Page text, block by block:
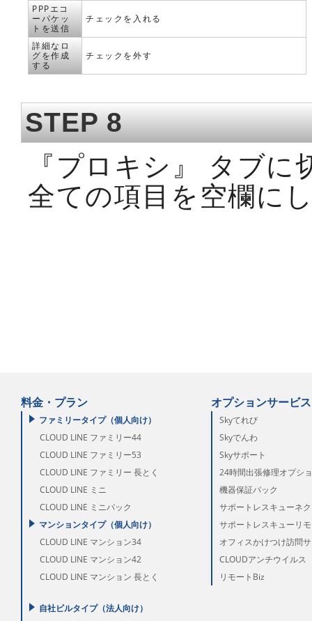
PPPエコ
ーパケッ
トを送信
チェックを入れる
詳細なロ
グを作成
する
チェックを外す
STEP 8
『プロキシ』 タブに
全ての項目を空欄に
料金・プラン
ファミリータイプ（個人向け）
CLOUD LINE ファミリー44
CLOUD LINE ファミリー53
CLOUD LINE ファミリー 長とく
CLOUD LINE ミニ
CLOUD LINE ミニパック
マンションタイプ（個人向け）
CLOUD LINE マンション34
CLOUD LINE マンション42
CLOUD LINE マンション 長とく
自社ビルタイプ（法人向け）
オプションサービス
Skyてれび
Skyでんわ
Skyサポート
24時間出張修理オプシ
機器保証パック
サポートレスキューネ
サポートレスキューリ
オフィスかけつけ訪問
CLOUDアンチウイルス
リモートBiz